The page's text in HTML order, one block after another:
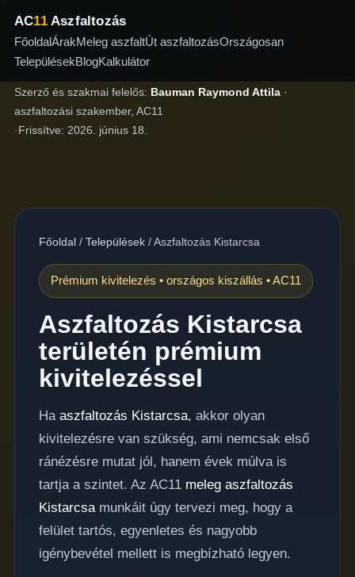
AC11Aszfaltozás
FőoldalÁrakMeleg aszfaltÚt aszfaltozásOrszágosan
TelepülésekBlogKalkulátor
Szerző és szakmai felelős: Bauman Raymond Attila·
aszfaltozási szakember, AC11
·Frissítve: 2026. június 18.
Főoldal/ Települések/Aszfaltozás Kistarcsa
Prémium kivitelezés • országos kiszállás • AC11
Aszfaltozás Kistarcsa
területén prémium
kivitelezéssel
Ha aszfaltozás Kistarcsa, akkor olyan
kivitelezésre van szükség, ami nemcsak első
ránézésre mutat jól, hanem évek múlva is
tartja a szintet. Az AC11 meleg aszfaltozás
Kistarcsamunkáit úgy tervezi meg, hogy a
felület tartós, egyenletes és nagyobb
igénybevétel mellett is megbízható legyen.